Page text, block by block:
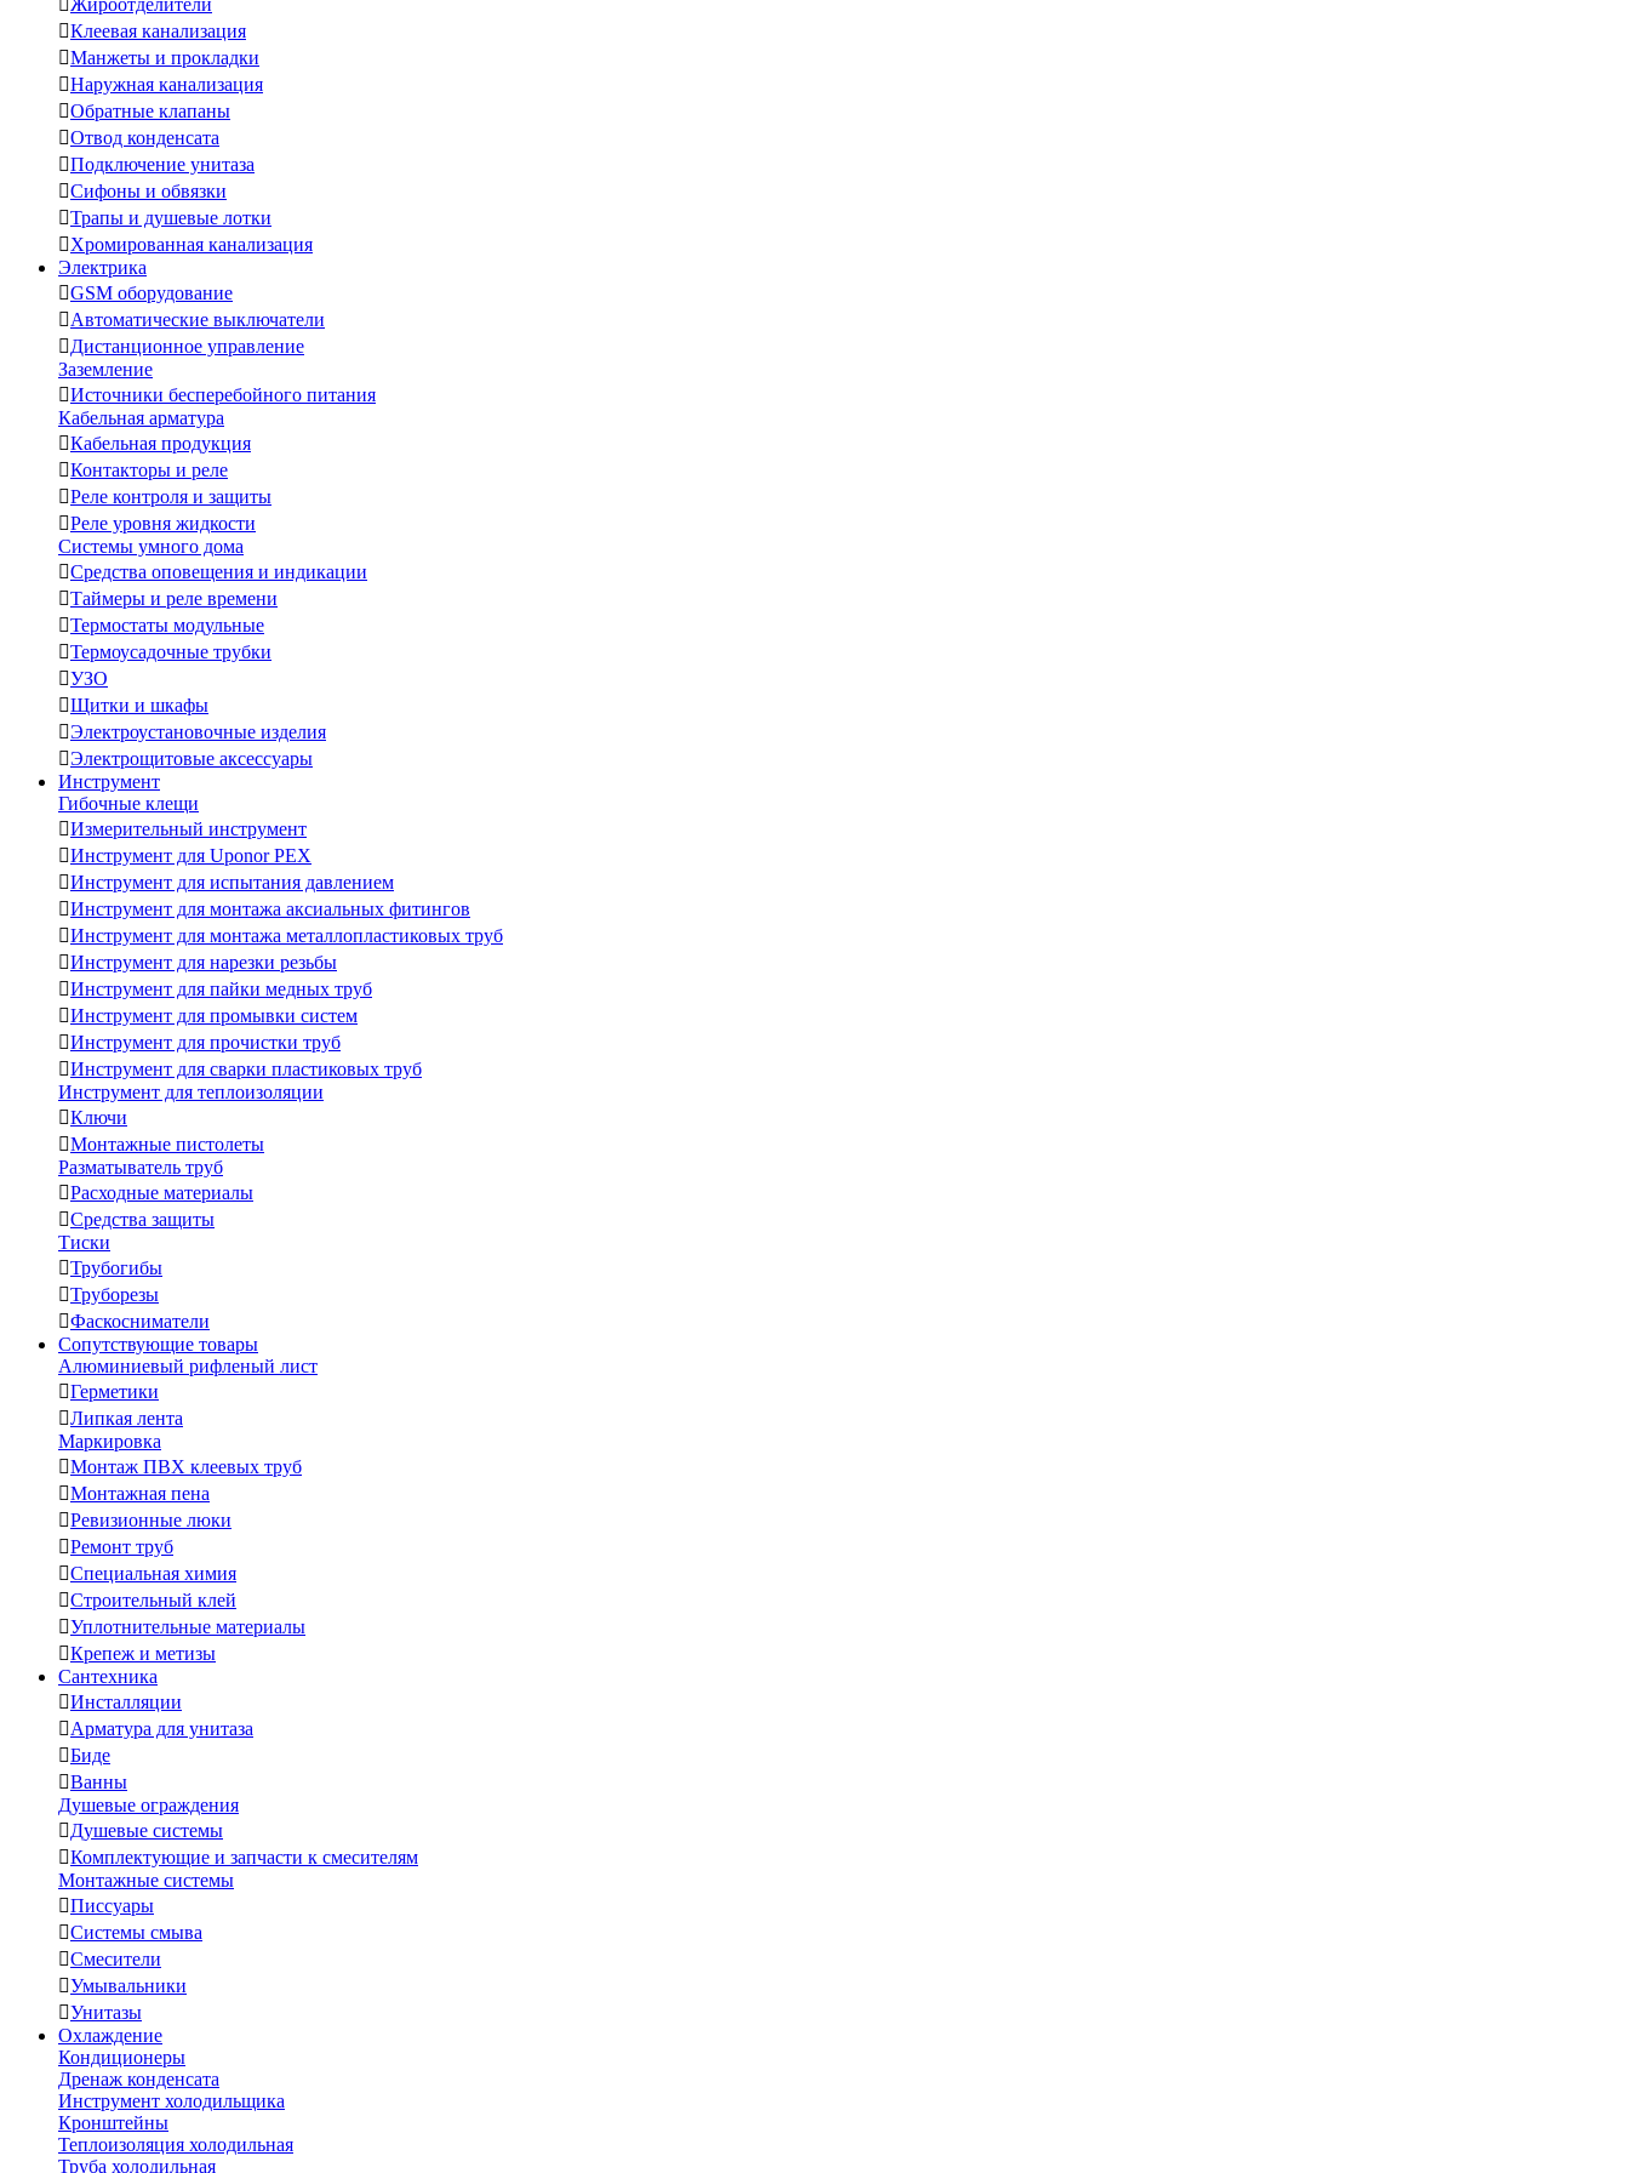
Жироотделители
Клеевая канализация
Манжеты и прокладки
Наружная канализация
Обратные клапаны
Отвод конденсата
Подключение унитаза
Сифоны и обвязки
Трапы и душевые лотки
Хромированная канализация
Электрика
GSM оборудование
Автоматические выключатели
Дистанционное управление
Заземление
Источники бесперебойного питания
Кабельная арматура
Кабельная продукция
Контакторы и реле
Реле контроля и защиты
Реле уровня жидкости
Системы умного дома
Средства оповещения и индикации
Таймеры и реле времени
Термостаты модульные
Термоусадочные трубки
УЗО
Щитки и шкафы
Электроустановочные изделия
Электрощитовые аксессуары
Инструмент
Гибочные клещи
Измерительный инструмент
Инструмент для Uponor PEX
Инструмент для испытания давлением
Инструмент для монтажа аксиальных фитингов
Инструмент для монтажа металлопластиковых труб
Инструмент для нарезки резьбы
Инструмент для пайки медных труб
Инструмент для промывки систем
Инструмент для прочистки труб
Инструмент для сварки пластиковых труб
Инструмент для теплоизоляции
Ключи
Монтажные пистолеты
Разматыватель труб
Расходные материалы
Средства защиты
Тиски
Трубогибы
Труборезы
Фаскосниматели
Сопутствующие товары
Алюминиевый рифленый лист
Герметики
Липкая лента
Маркировка
Монтаж ПВХ клеевых труб
Монтажная пена
Ревизионные люки
Ремонт труб
Специальная химия
Строительный клей
Уплотнительные материалы
Крепеж и метизы
Сантехника
Инсталляции
Арматура для унитаза
Биде
Ванны
Душевые ограждения
Душевые системы
Комплектующие и запчасти к смесителям
Монтажные системы
Писсуары
Системы смыва
Смесители
Умывальники
Унитазы
Охлаждение
Кондиционеры
Дренаж конденсата
Инструмент холодильщика
Кронштейны
Теплоизоляция холодильная
Труба холодильная